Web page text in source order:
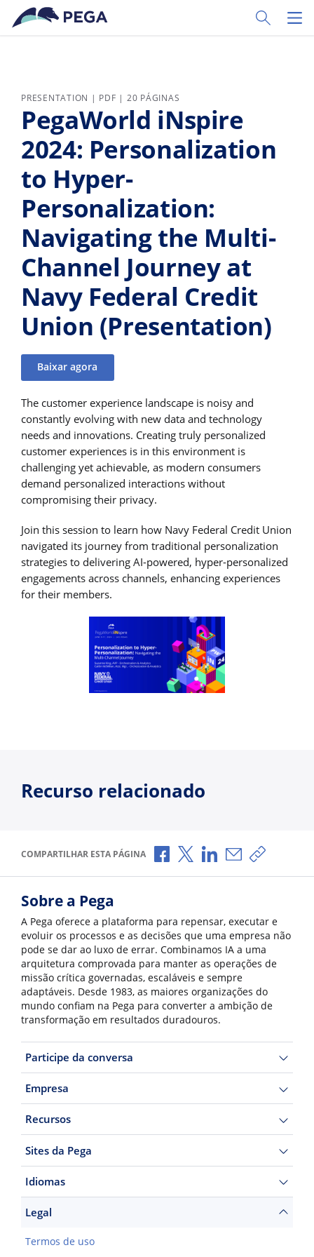
Pular para o conteúdo principal
Toggle
PRESENTATION | PDF | 20 PÁGINAS
PegaWorld iNspire
2024: Personalization
to Hyper-
Personalization:
Navigating the Multi-
Channel Journey at
Navy Federal Credit
Union (Presentation)
Baixar agora
The customer experience landscape is noisy and
constantly evolving with new data and technology
needs and innovations. Creating truly personalized
customer experiences is in this environment is
challenging yet achievable, as modern consumers
demand personalized interactions without
compromising their privacy.
Join this session to learn how Navy Federal Credit Union
navigated its journey from traditional personalization
strategies to delivering AI-powered, hyper-personalized
engagements across channels, enhancing experiences
for their members.
Recurso relacionado
COMPARTILHAR ESTA PÁGINA Compartilhar no Facebook
Compartilhar no X
Compartilhar no
Compartilhar
Copiar
Sobre a Pega
A Pega oferece a plataforma para repensar, executar e
evoluir os processos e as decisões que uma empresa não
pode se dar ao luxo de errar. Combinamos IA a uma
arquitetura comprovada para manter as operações de
missão crítica governadas, escaláveis e sempre
adaptáveis. Desde 1983, as maiores organizações do
mundo confiam na Pega para converter a ambição de
transformação em resultados duradouros.
Participe da conversa
Empresa
Recursos
Sites da Pega
Idiomas
Legal
Termos de uso